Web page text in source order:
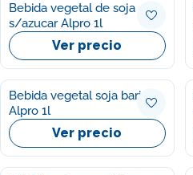
Bebida vegetal de soja
s/azucar Alpro 1l
Ver precio
Bebida vegetal soja barisata
Alpro 1l
Ver precio